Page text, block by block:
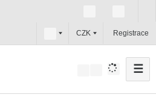
c
z
CZK Registrace
☰